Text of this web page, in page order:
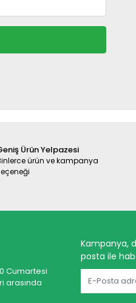
Ürün Yelpazesi
ürün ve kampanya
Cumartesi
arasında
Kampanya,
posta ile